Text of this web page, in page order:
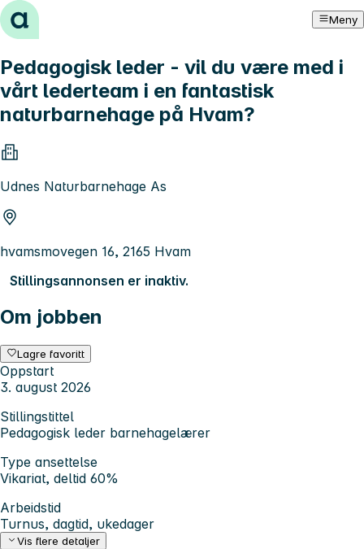
Hopp til innhold Meny
Pedagogisk leder - vil du være med i
vårt lederteam i en fantastisk
naturbarnehage på Hvam?
Udnes Naturbarnehage As
hvamsmovegen 16, 2165 Hvam
Stillingsannonsen er inaktiv.
Om jobben
Lagre favoritt
Oppstart
3. august 2026
Stillingstittel
Pedagogisk leder barnehagelærer
Type ansettelse
Vikariat, deltid 60%
Arbeidstid
Turnus, dagtid, ukedager
Vis flere detaljer